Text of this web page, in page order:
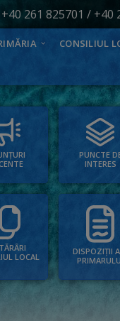
+40 261 825701 / +40
CONSILIUL
PUNCTE
INTERES
LOCAL
DISPOZIȚII